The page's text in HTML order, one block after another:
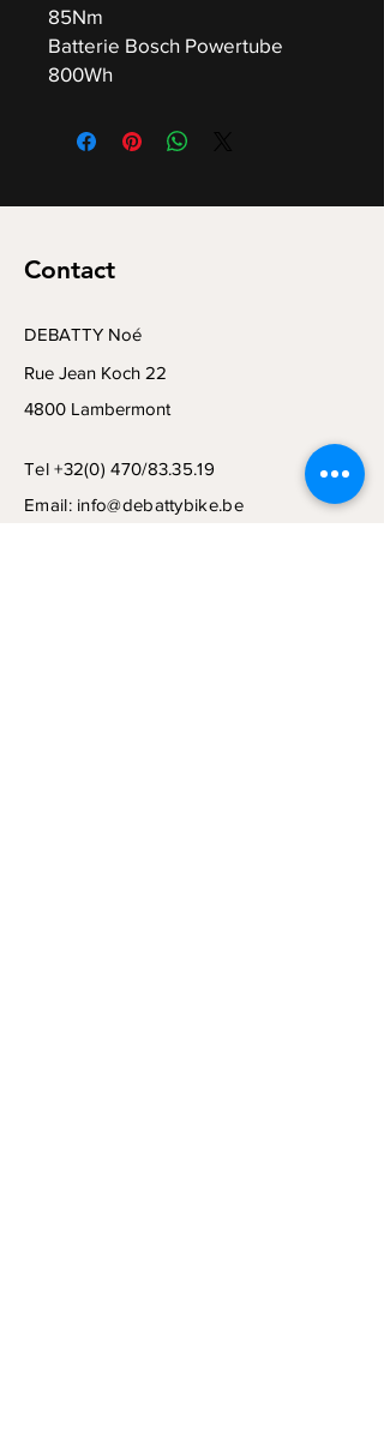
85Nm
Batterie Bosch Powertube
800Wh
Contact
DEBATTY Noé
Rue Jean Koch 22
4800 Lambermont
Tel +32(0) 470/83.35.19
Email: info@debattybike.be